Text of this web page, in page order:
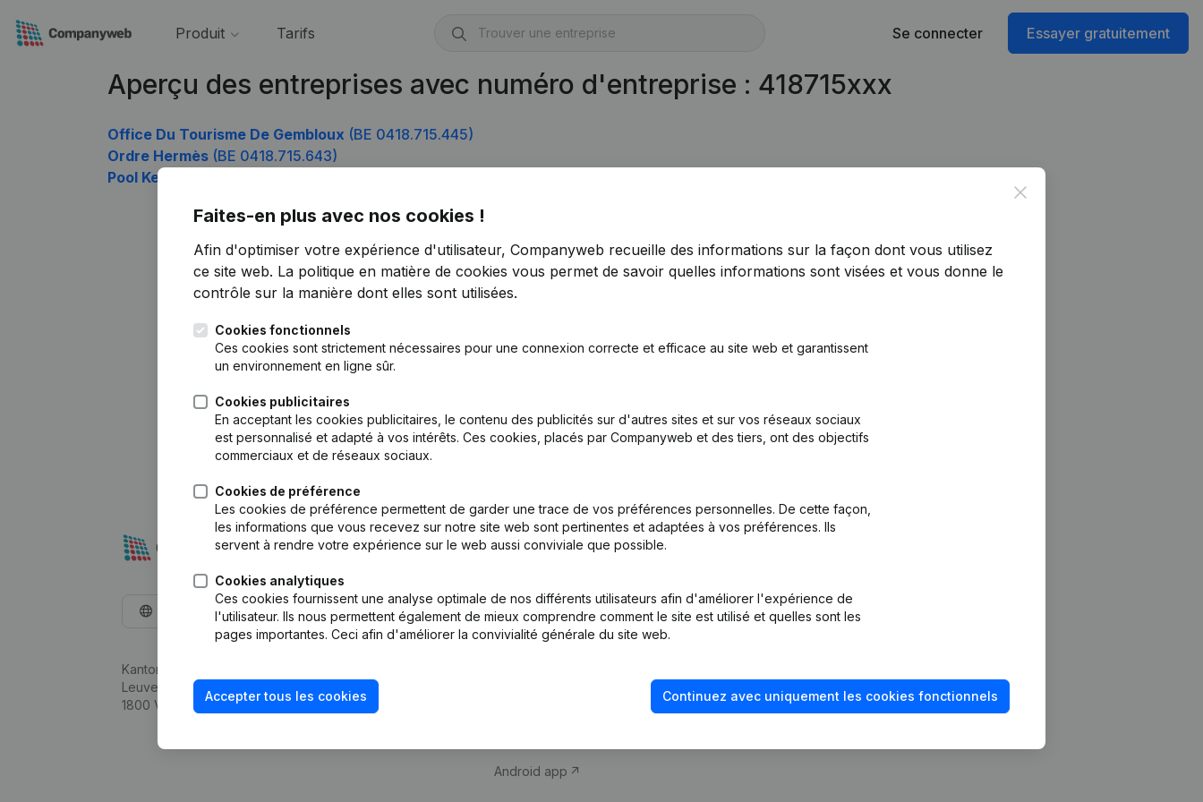
Produit Tarifs Se connecter Essayer gratuitement
Aperçu des entreprises avec numéro d'entreprise : 418715xxx
Office Du Tourisme De Gembloux (BE 0418.715.445)
Ordre Hermès (BE 0418.715.643)
Pool Keroma Limburg
Close
Faites-en plus avec nos cookies !
Afin d'optimiser votre expérience d'utilisateur, Companyweb recueille des informations sur la façon dont vous utilisez
ce site web. La politique en matière de cookies vous permet de savoir quelles informations sont visées et vous donne le
contrôle sur la manière dont elles sont utilisées.
Cookies fonctionnels
Ces cookies sont strictement nécessaires pour une connexion correcte et efficace au site web et garantissent
un environnement en ligne sûr.
Cookies publicitaires
En acceptant les cookies publicitaires, le contenu des publicités sur d'autres sites et sur vos réseaux sociaux
est personnalisé et adapté à vos intérêts. Ces cookies, placés par Companyweb et des tiers, ont des objectifs
commerciaux et de réseaux sociaux.
Cookies de préférence
Les cookies de préférence permettent de garder une trace de vos préférences personnelles. De cette façon,
les informations que vous recevez sur notre site web sont pertinentes et adaptées à vos préférences. Ils
servent à rendre votre expérience sur le web aussi conviviale que possible.
Cookies analytiques
Ces cookies fournissent une analyse optimale de nos différents utilisateurs afin d'améliorer l'expérience de
l'utilisateur. Ils nous permettent également de mieux comprendre comment le site est utilisé et quelles sont les
pages importantes. Ceci afin d'améliorer la convivialité générale du site web.
Accepter tous les cookies Continuez avec uniquement les cookies fonctionnels
Français
Kantorenpark Everest
Leuvensesteenweg 248D,
1800 Vilvoorde
Produit
d’entreprise
Monitoring
Android app
fraude
Consulter des comptes annuels
Vérification de la solvabilité